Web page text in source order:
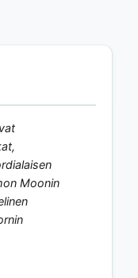
Moonin